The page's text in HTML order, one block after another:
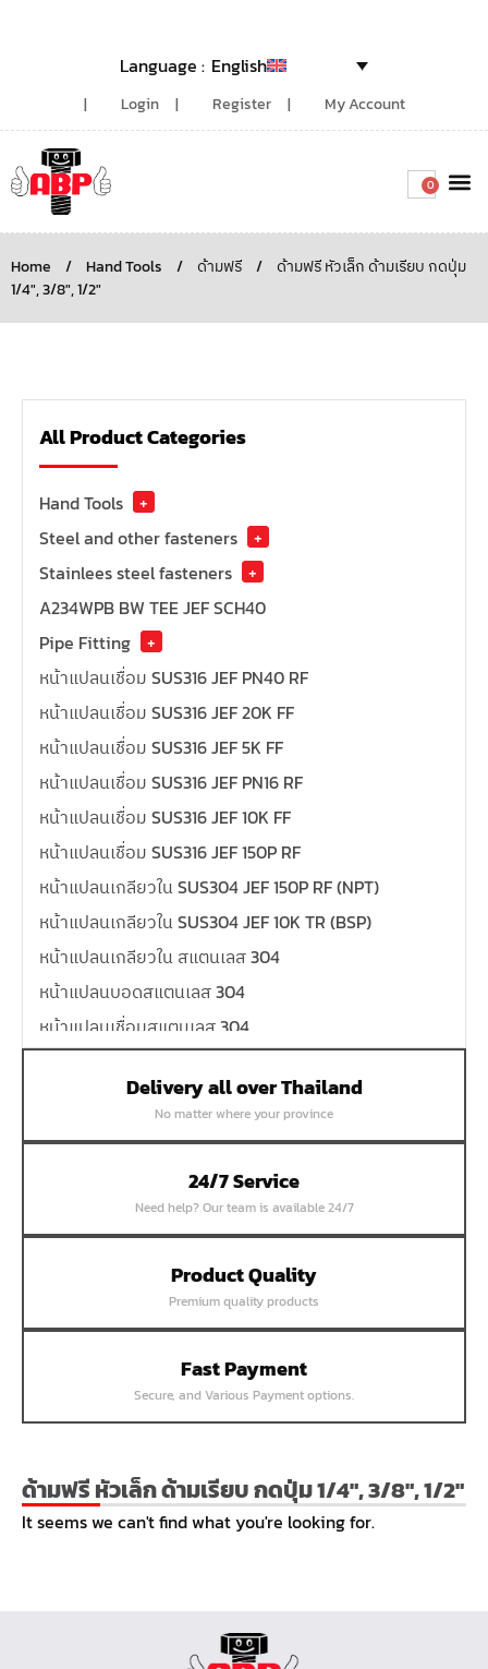
English
Login Register My Account
0
Home / Hand Tools / ด้ามฟรี /
ด้ามฟรี หัวเล็ก ด้ามเรียบ กดปุ่ม
1/4", 3/8", 1/2"
All Product Categories
Hand Tools
+
Steel and other fasteners
+
Stainlees steel fasteners
+
A234WPB BW TEE JEF SCH40
Pipe Fitting
+
หน้าแปลนเชื่อม SUS316 JEF PN40 RF
หน้าแปลนเชื่อม SUS316 JEF 20K FF
หน้าแปลนเชื่อม SUS316 JEF 5K FF
หน้าแปลนเชื่อม SUS316 JEF PN16 RF
หน้าแปลนเชื่อม SUS316 JEF 10K FF
หน้าแปลนเชื่อม SUS316 JEF 150P RF
หน้าแปลนเกลียวใน SUS304 JEF 150P RF (NPT)
หน้าแปลนเกลียวใน SUS304 JEF 10K TR (BSP)
หน้าแปลนเกลียวใน สแตนเลส 304
หน้าแปลนบอดสแตนเลส 304
หน้าแปลนเชื่อมสแตนเลส 304
หน้าแปลนเหล็กคอสูง
หน้าแปลนเชื่อมบอด SUS304 JEF 300P RF
หน้าแปลนเชื่อมบอด SUS304 JEF PN40 RF
หน้าแปลนเชื่อมบอด SUS304 JEF PN16 RF
หน้าแปลนเชื่อมบอด SUS304 JEF PN10 FF
หน้าแปลนเชื่อมบอด SUS304 JEF 10K FF
หน้าแปลนเชื่อมบอด SUS304 JEF 5K FF
หน้าแปลนเชื่อมบอด SUS304 JEF 150P RF
หน้าแปลนเชื่อม SUS304 JEF PN40 RF
หน้าแปลนเชื่อม SUS304 JEF PN25 RF
หน้าแปลนเชื่อม SUS304 JEF 10K FF
Delivery all over Thailand
No matter where your province
24/7 Service
Need help? Our team is available 24/7
Product Quality
Premium quality products
Fast Payment
Secure, and Various Payment options.
ด้ามฟรี หัวเล็ก ด้ามเรียบ กดปุ่ม 1/4", 3/8", 1/2"
It seems we can't find what you're looking for.